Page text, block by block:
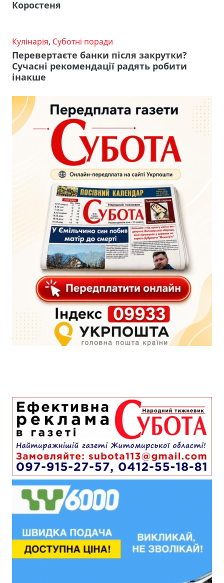
Коростеня
Кулінарія, Суботні поради
Перевертаєте банки після закрутки?
Сучасні рекомендації радять робити
інакше